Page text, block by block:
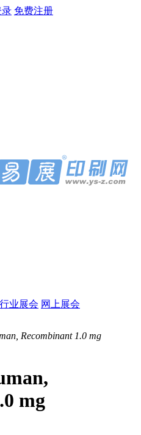
录 免费注册
行业展会 网上展会
Recombinant 1.0 mg
mg